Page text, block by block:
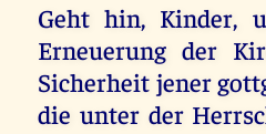
Geht hin, Kinder,
Erneuerung der
Sicherheit jener
die unter der